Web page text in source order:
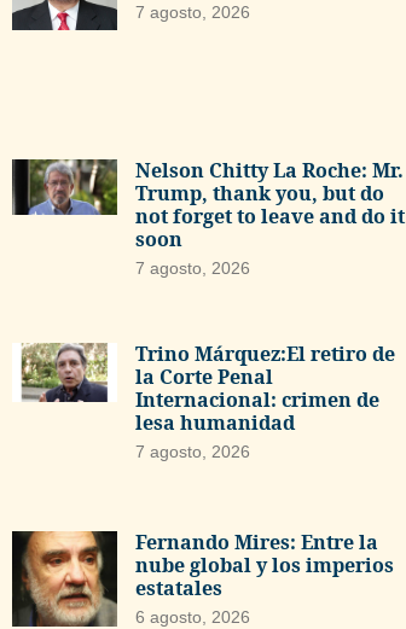
7 agosto, 2026
Nelson Chitty La Roche: Mr.
Trump, thank you, but do
not forget to leave and do it
soon
7 agosto, 2026
Trino Márquez:El retiro de
la Corte Penal
Internacional: crimen de
lesa humanidad
7 agosto, 2026
Fernando Mires: Entre la
nube global y los imperios
estatales
6 agosto, 2026